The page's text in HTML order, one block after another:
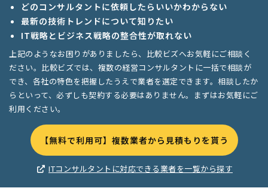
どのコンサルタントに依頼したらいいかわからない
最新の技術トレンドについて知りたい
IT戦略とビジネス戦略の整合性が取れない
上記のようなお困りがありましたら、比較ビズへお気軽にご相談く
ださい。比較ビズでは、複数の経営コンサルタントに一括で相談が
でき、各社の特色を把握したうえで業者を選定できます。相談したか
らといって、必ずしも契約する必要はありません。まずはお気軽にご
利用ください。
【無料で利用可】複数業者から見積もりを貰う
ITコンサルタントに対応できる業者を一覧から探す